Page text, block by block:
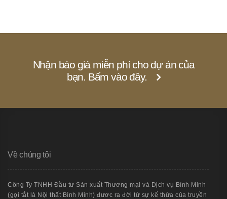
Nhận báo giá miễn phí cho dự án của
bạn. Bấm vào đây.
Về chúng tôi
Công Ty TNHH Đầu tư Sản xuất Thương mại và Dịch vụ Bình Minh
(gọi tắt là Nội thất Bình Minh) đươc ra đời từ sự kế thừa của truyền